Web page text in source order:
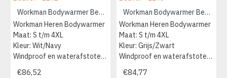
Workman Bodywarmer Beaver - 1142
Workman Heren Bodywarmer
Maat: S t/m 4XL
Kleur: Wit/Navy
Windproof en waterafstotend
€86,52
Workman Bodywarmer Beaver - 1146
Workman Heren Bodywarmer
Maat: S t/m 4XL
Kleur: Grijs/Zwart
Windproof en waterafstotend
€84,77